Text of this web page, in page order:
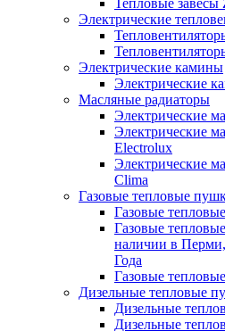
Тепловые
Электрические
Электрические камины
Электрические
Масляные радиаторы
Электрические
Электрические
Electrolux
Электрические
Clima
Газовые тепловые
Газовые
Газовые
наличии в
Года
Газовые
Дизельные тепловые
Дизельные
Дизельные